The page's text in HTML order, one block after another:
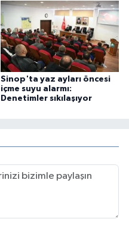
Sinop'ta yaz ayları öncesi
içme suyu alarmı:
Denetimler sıkılaşıyor